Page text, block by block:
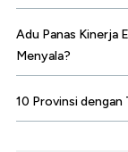
Adu Panas Kinerja
Menyala?
10 Provinsi